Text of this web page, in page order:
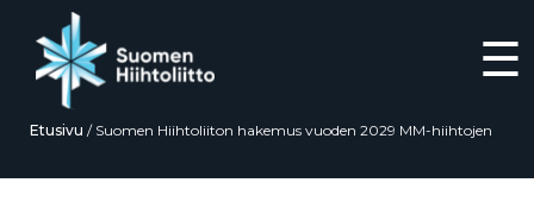
☰
Etusivu / Suomen Hiihtoliiton hakemus vuoden 2029 MM-hiihtojen
mennessä jätetty